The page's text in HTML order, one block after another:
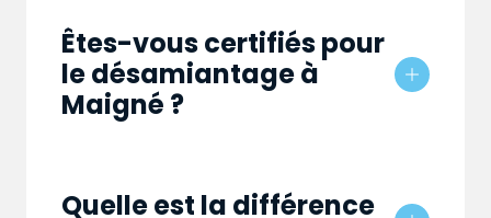
Êtes-vous certifiés pour
le désamiantage à
Maigné ?
Quelle est la différence